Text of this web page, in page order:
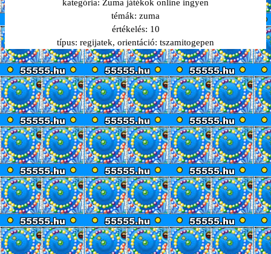
kategória: Zuma játékok online ingyen
témák: zuma
értékelés: 10
típus: regijatek, orientáció: tszamitogepen